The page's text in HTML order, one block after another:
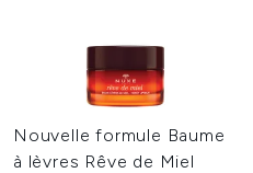
Nouvelle formule Baume
à lèvres Rêve de Miel